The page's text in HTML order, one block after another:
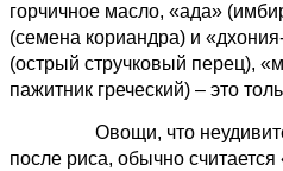
горчичное масло, «ада»
(семена кориандра) и
(острый стручковый перец),
пажитник греческий) – это
Овощи, что
после риса, обычно считается